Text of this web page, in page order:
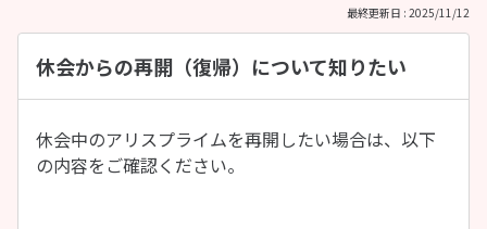
最終更新日 : 2025/11/12
休会からの再開（復帰）について知りたい
休会中のアリスプライムを再開したい場合は、以下
の内容をご確認ください。